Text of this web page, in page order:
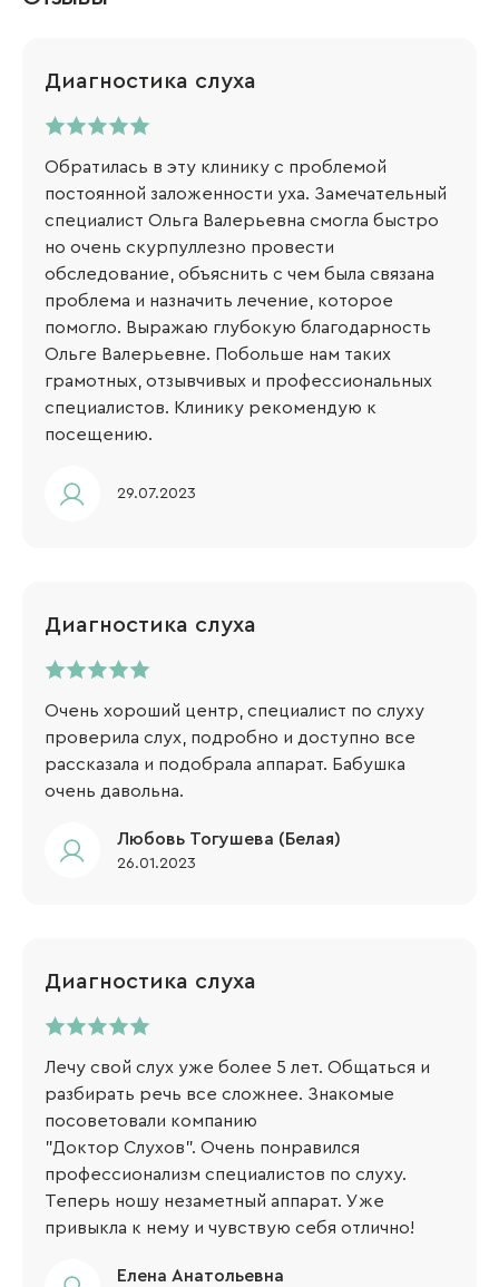
Диагностика слуха
Обратилась в эту клинику с проблемой
постоянной заложенности уха. Замечательный
специалист Ольга Валерьевна смогла быстро
но очень скурпуллезно провести
обследование, объяснить с чем была связана
проблема и назначить лечение, которое
помогло. Выражаю глубокую благодарность
Ольге Валерьевне. Побольше нам таких
грамотных, отзывчивых и профессиональных
специалистов. Клинику рекомендую к
посещению.
29.07.2023
Диагностика слуха
Очень хороший центр, специалист по слуху
проверила слух, подробно и доступно все
рассказала и подобрала аппарат. Бабушка
очень давольна.
Любовь Тогушева (Белая)
26.01.2023
Диагностика слуха
Лечу свой слух уже более 5 лет. Общаться и
разбирать речь все сложнее. Знакомые
посоветовали компанию
"Доктор Слухов". Очень понравился
профессионализм специалистов по слуху.
Теперь ношу незаметный аппарат. Уже
привыкла к нему и чувствую себя отлично!
Елена Анатольевна